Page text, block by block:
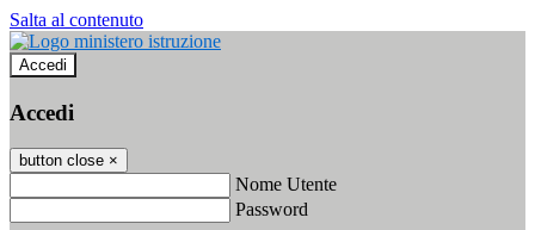
Salta al contenuto
Accedi
Accedi
button close ×
Nome Utente
Password